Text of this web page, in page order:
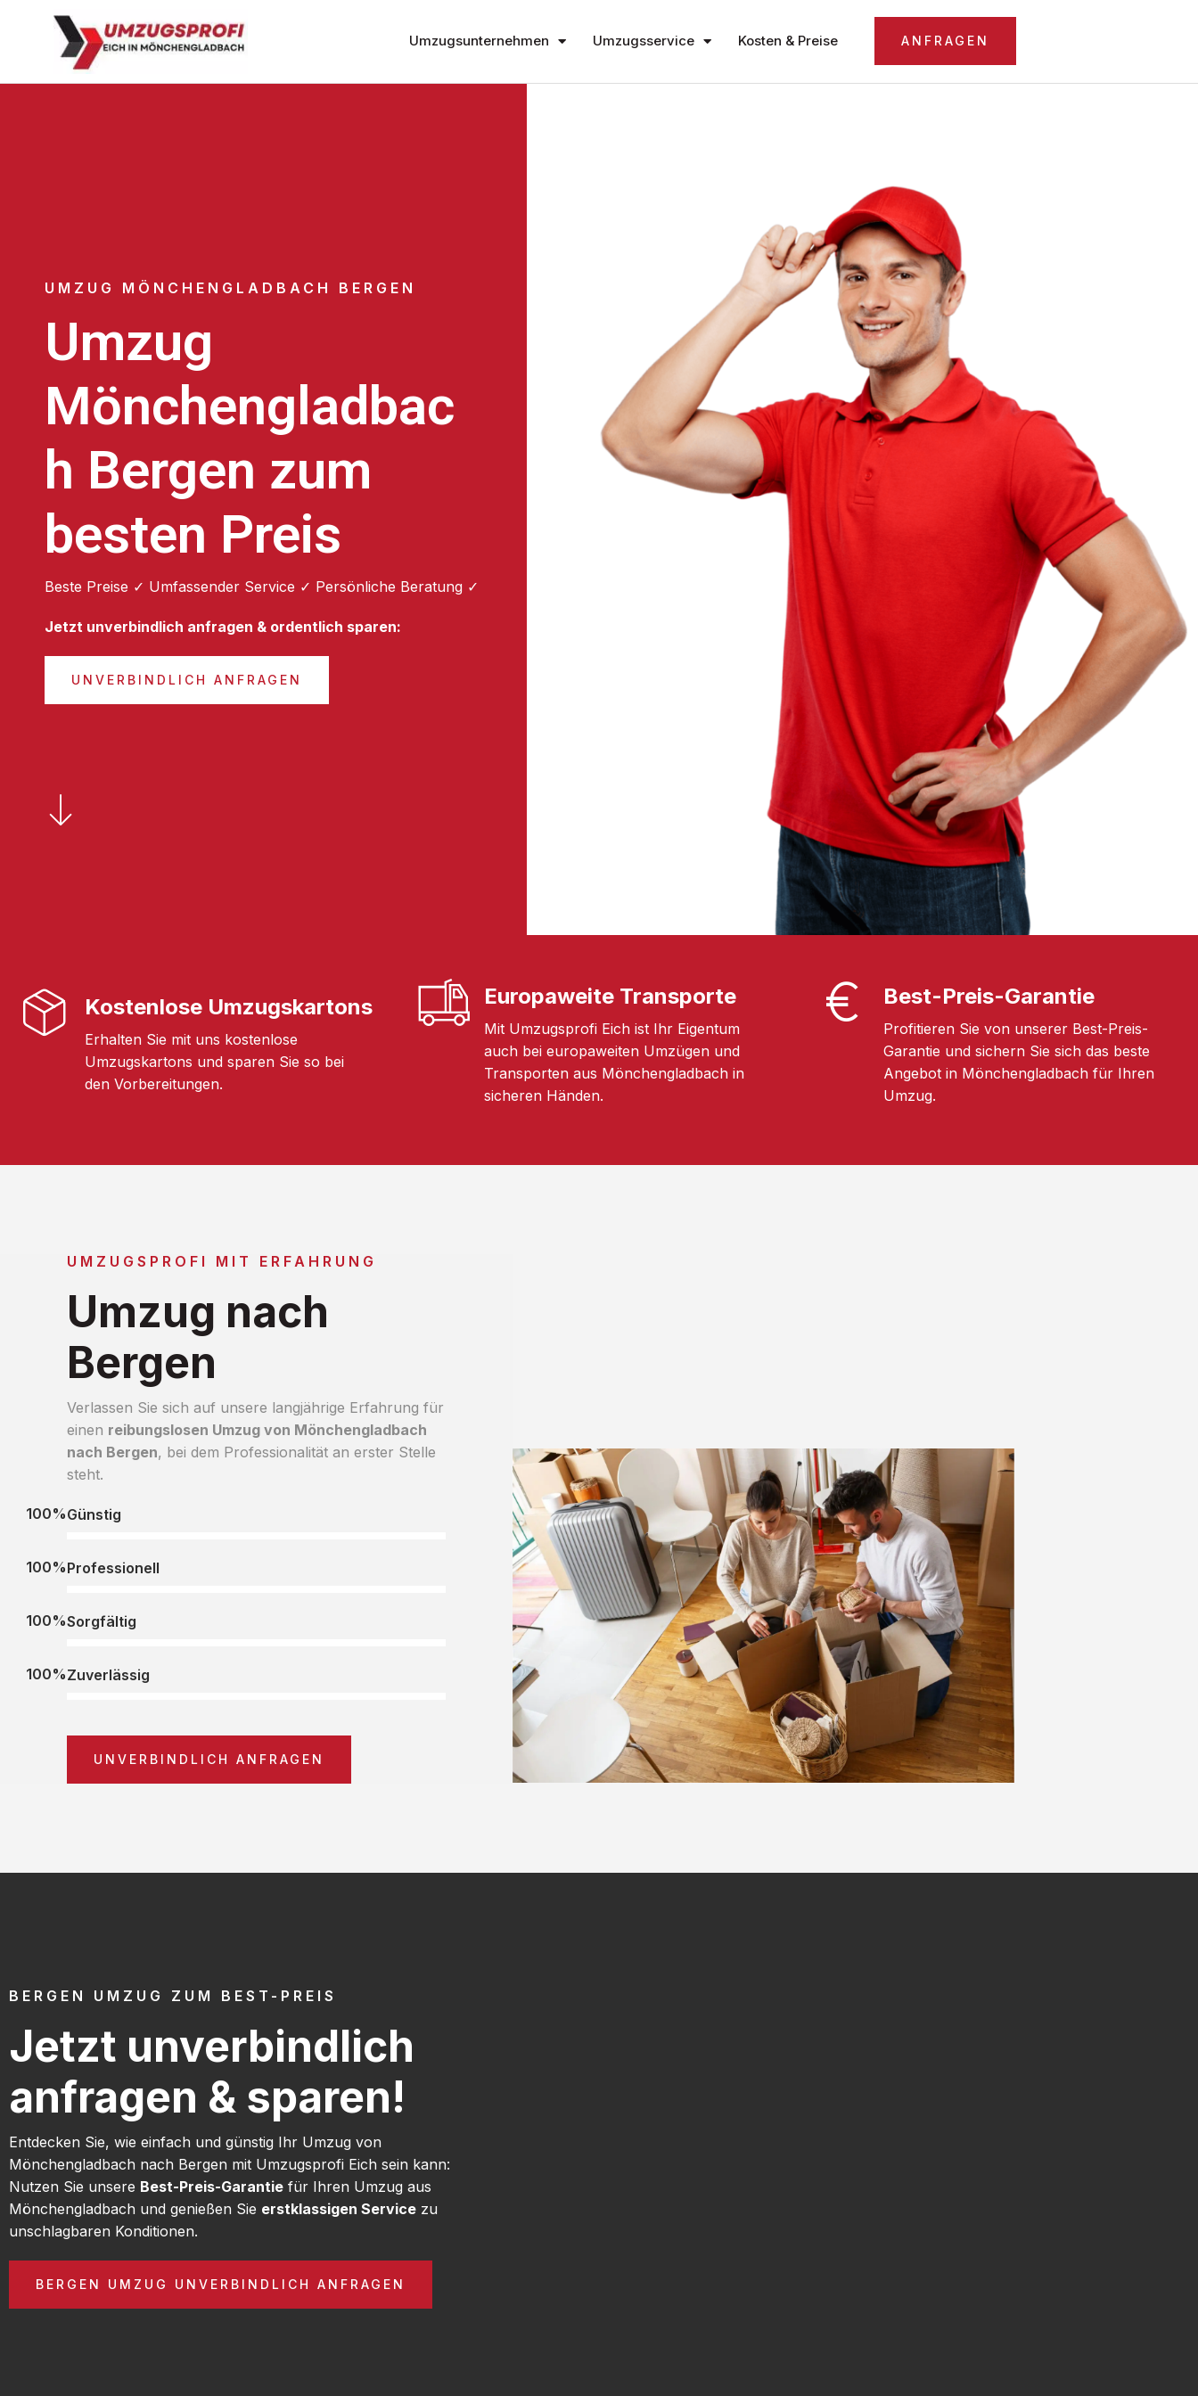
Umzugsunternehmen Umzugsservice Kosten & Preise ANFRAGEN
UMZUG MÖNCHENGLADBACH BERGEN
Umzug
Mönchengladbac
h Bergen zum
besten Preis
Beste Preise ✓ Umfassender Service ✓ Persönliche Beratung ✓
Jetzt unverbindlich anfragen & ordentlich sparen:
UNVERBINDLICH ANFRAGEN
Kostenlose Umzugskartons
Erhalten Sie mit uns kostenlose
Umzugskartons und sparen Sie so bei
den Vorbereitungen.
Europaweite Transporte
Mit Umzugsprofi Eich ist Ihr Eigentum
auch bei europaweiten Umzügen und
Transporten aus Mönchengladbach in
sicheren Händen.
Best-Preis-Garantie
Profitieren Sie von unserer Best-Preis-
Garantie und sichern Sie sich das beste
Angebot in Mönchengladbach für Ihren
Umzug.
UMZUGSPROFI MIT ERFAHRUNG
Umzug nach
Bergen
Verlassen Sie sich auf unsere langjährige Erfahrung für
einen reibungslosen Umzug von Mönchengladbach
nach Bergen, bei dem Professionalität an erster Stelle
steht.
Günstig
100%
Professionell
100%
Sorgfältig
100%
Zuverlässig
100%
UNVERBINDLICH ANFRAGEN
BERGEN UMZUG ZUM BEST-PREIS
Jetzt unverbindlich
anfragen & sparen!
Entdecken Sie, wie einfach und günstig Ihr Umzug von
Mönchengladbach nach Bergen mit Umzugsprofi Eich sein kann:
Nutzen Sie unsere Best-Preis-Garantie für Ihren Umzug aus
Mönchengladbach und genießen Sie erstklassigen Service zu
unschlagbaren Konditionen.
BERGEN UMZUG UNVERBINDLICH ANFRAGEN